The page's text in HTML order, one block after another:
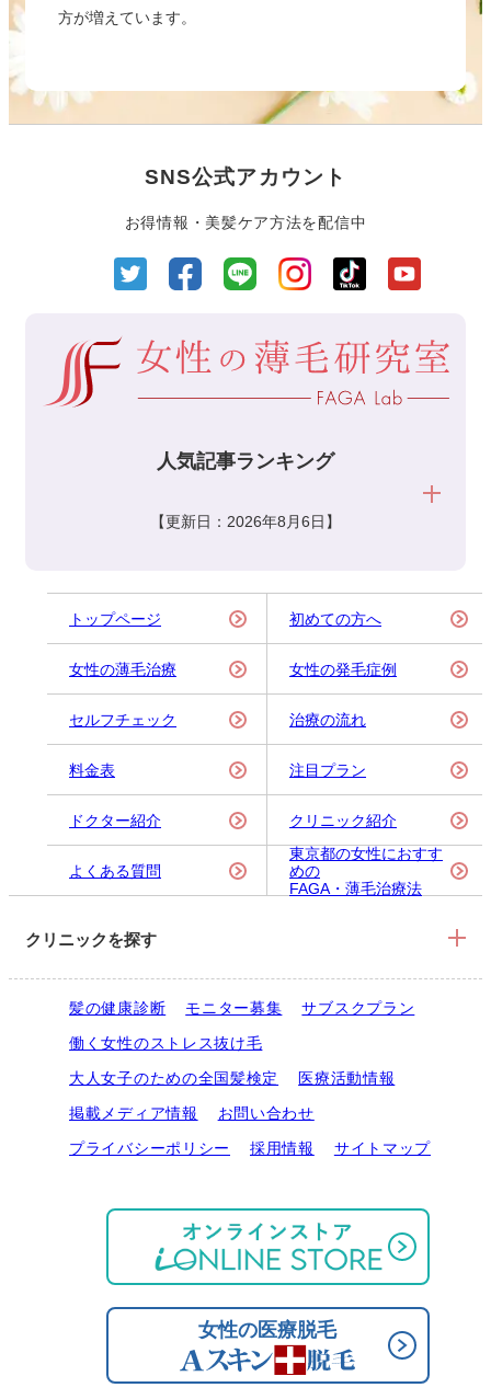
方が増えています。
SNS公式アカウント
お得情報・美髪ケア方法を配信中
人気記事ランキング
【更新日：2026年8月6日】
トップページ
女性の薄毛治療
セルフチェック
料金表
ドクター紹介
よくある質問
初めての方へ
女性の発毛症例
治療の流れ
注目プラン
クリニック紹介
東京都の女性におすす
めの
FAGA・薄毛治療法
クリニックを探す
髪の健康診断 モニター募集
サブスクプラン
働く女性のストレス抜け毛
大人女子のための全国髪検定
医療活動情報
掲載メディア情報
お問い合わせ
プライバシーポリシー
採用情報 サイトマップ